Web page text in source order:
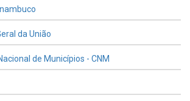
da União
de Municípios - CNM